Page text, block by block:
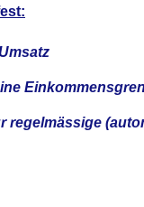
regelmässige